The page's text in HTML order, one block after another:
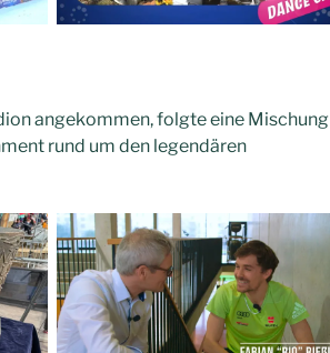
angekommen, folgte eine Mischung
rund um den legendären